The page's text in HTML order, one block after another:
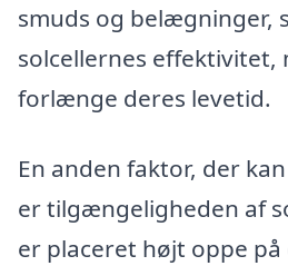
smuds og belægninger,
solcellernes effektivitet,
forlænge deres levetid.
En anden faktor, der
er tilgængeligheden af
er placeret højt oppe